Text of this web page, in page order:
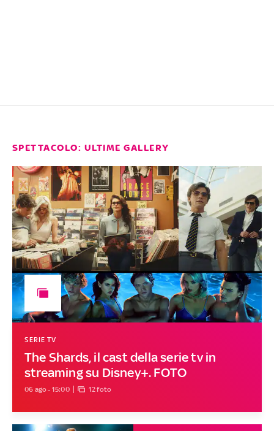
SPETTACOLO: ULTIME GALLERY
The Shards, il cast della serie tv in
streaming su Disney+. FOTO
SERIE TV
06 ago - 15:00 12 foto